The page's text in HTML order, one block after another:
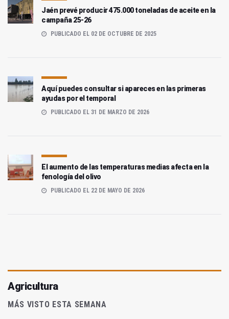
Jaén prevé producir 475.000 toneladas de aceite en la
campaña 25-26
PUBLICADO EL 02 DE OCTUBRE DE 2025
Aquí puedes consultar si apareces en las primeras
ayudas por el temporal
PUBLICADO EL 31 DE MARZO DE 2026
El aumento de las temperaturas medias afecta en la
fenología del olivo
PUBLICADO EL 22 DE MAYO DE 2026
Agricultura
MÁS VISTO ESTA SEMANA